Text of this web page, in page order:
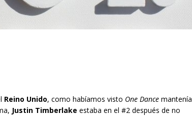
Reino Unido, como habíamos visto One Dancemantenía
Justin Timberlake estaba en el #2 después de no